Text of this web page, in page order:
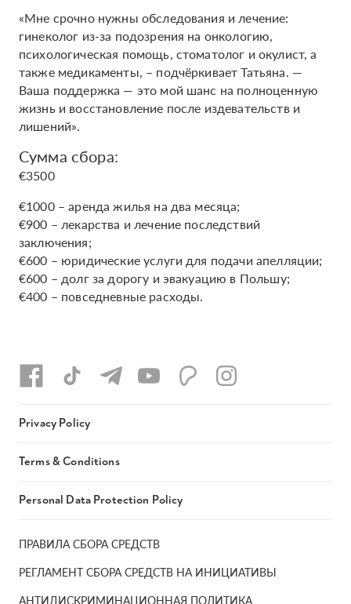
«Мне срочно нужны обследования и лечение:
гинеколог из-за подозрения на онкологию,
психологическая помощь, стоматолог и окулист, а
также медикаменты, – подчёркивает Татьяна. —
Ваша поддержка — это мой шанс на полноценную
жизнь и восстановление после издевательств и
лишений».
Сумма сбора:
€3500
€1000 – аренда жилья на два месяца;
€900 – лекарства и лечение последствий
заключения;
€600 – юридические услуги для подачи апелляции;
€600 – долг за дорогу и эвакуацию в Польшу;
€400 – повседневные расходы.
ПРАВИЛА СБОРА СРЕДСТВ
РЕГЛАМЕНТ СБОРА СРЕДСТВ НА ИНИЦИАТИВЫ
АНТИДИСКРИМИНАЦИОННАЯ ПОЛИТИКА
Privacy Policy
Terms & Conditions
Personal Data Protection Policy